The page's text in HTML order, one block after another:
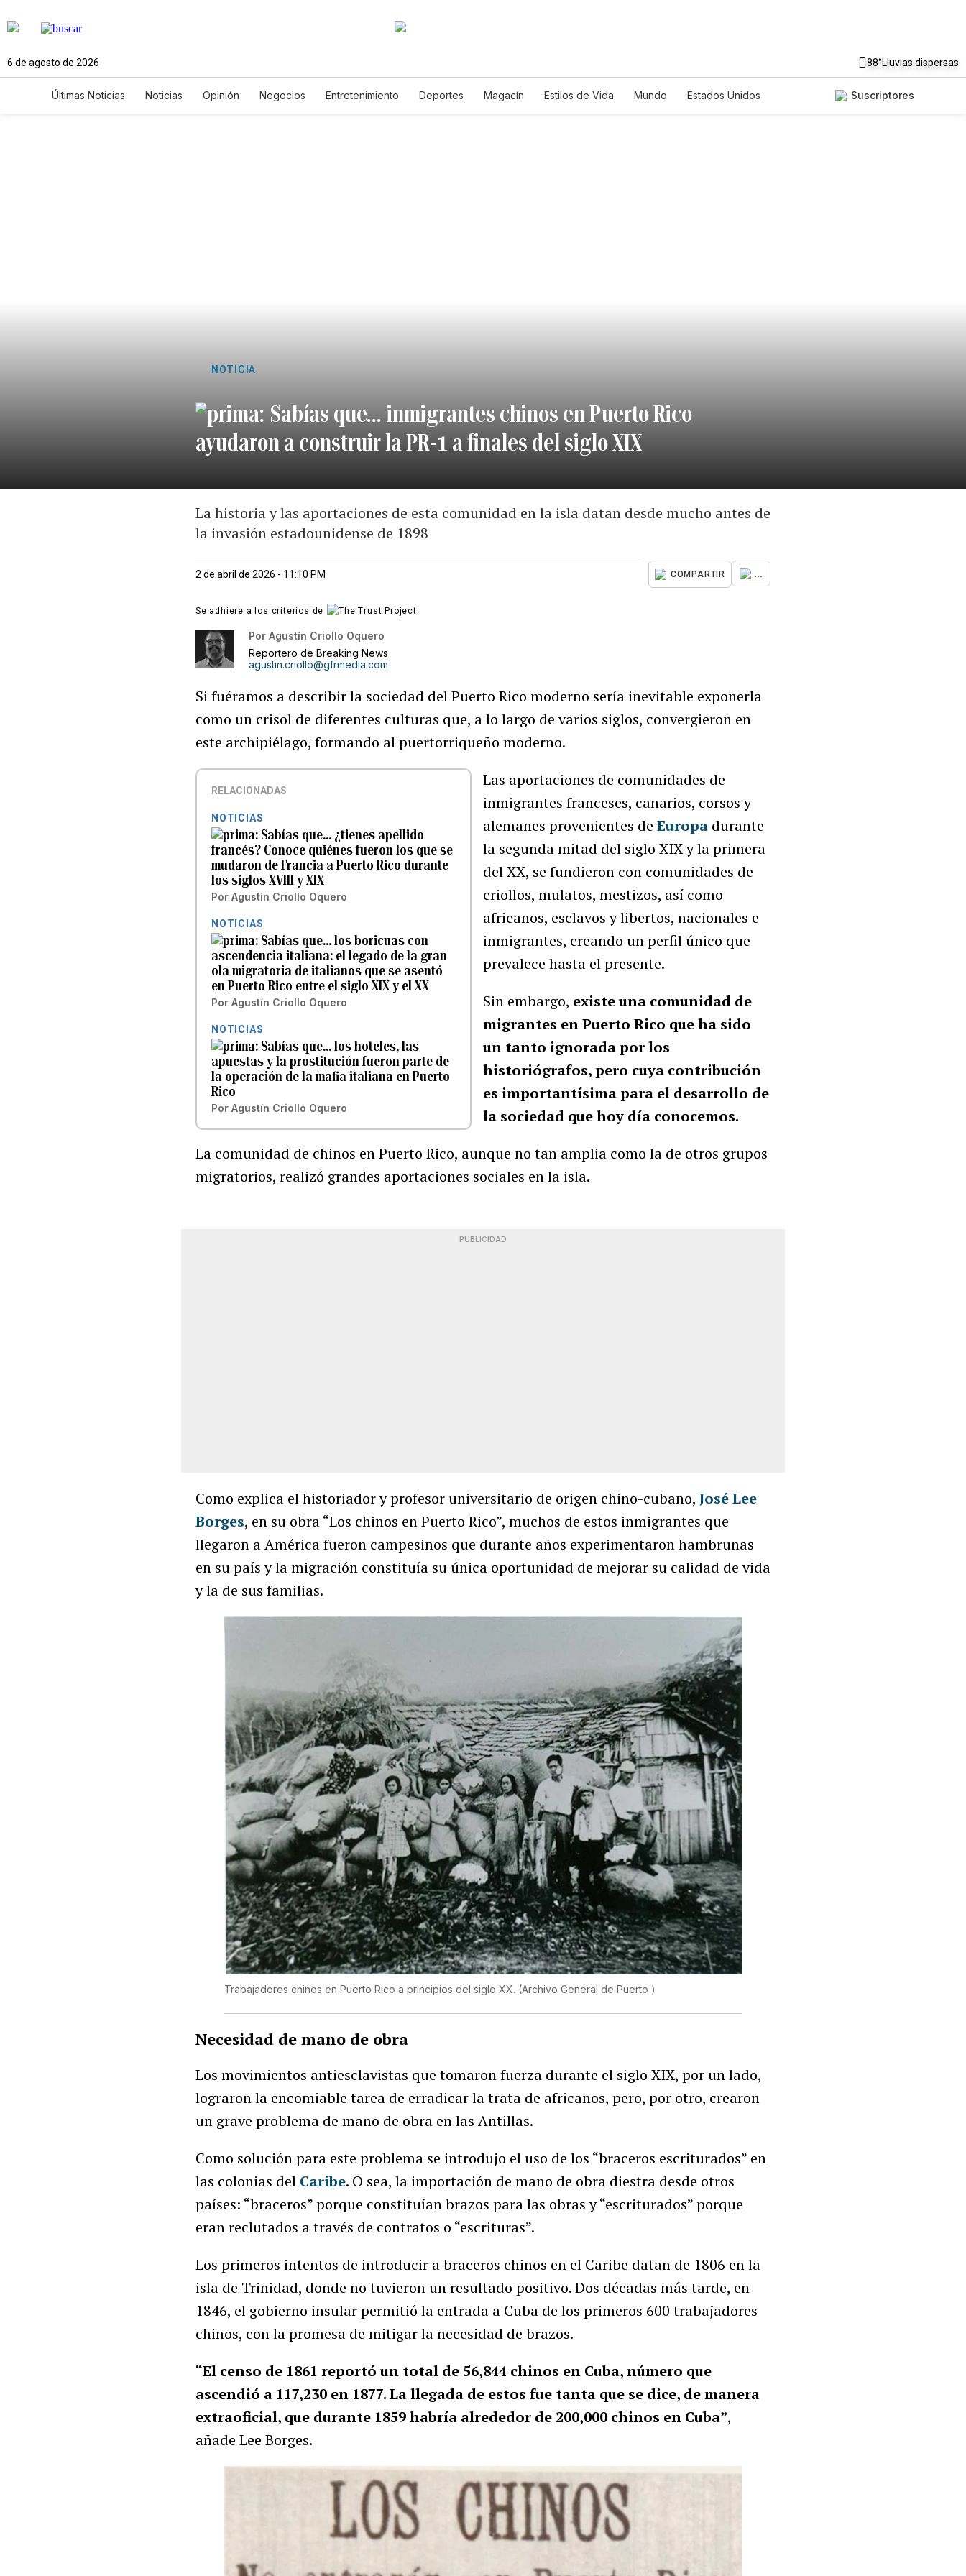
6 de agosto de 2026 88°Lluvias dispersas
Últimas Noticias Noticias Opinión Negocios Entretenimiento Deportes Magacín Estilos de Vida Mundo
Estados Unidos
Suscriptores
NOTICIA
Sabías que… inmigrantes chinos en Puerto Rico
ayudaron a construir la PR-1 a finales del siglo XIX
La historia y las aportaciones de esta comunidad en la isla datan desde mucho antes de
la invasión estadounidense de 1898
2 de abril de 2026 - 11:10 PM COMPARTIR ...
Se adhiere a los criterios de
Por Agustín Criollo Oquero
Reportero de Breaking News
agustin.criollo@gfrmedia.com
Si fuéramos a describir la sociedad del Puerto Rico moderno sería inevitable exponerla
como un crisol de diferentes culturas que, a lo largo de varios siglos, convergieron en
este archipiélago, formando al puertorriqueño moderno.
RELACIONADAS
NOTICIAS
Sabías que… ¿tienes apellido
francés? Conoce quiénes fueron los que se
mudaron de Francia a Puerto Rico durante
los siglos XVIII y XIX
Por Agustín Criollo Oquero
NOTICIAS
Sabías que… los boricuas con
ascendencia italiana: el legado de la gran
ola migratoria de italianos que se asentó
en Puerto Rico entre el siglo XIX y el XX
Por Agustín Criollo Oquero
NOTICIAS
Sabías que... los hoteles, las
apuestas y la prostitución fueron parte de
la operación de la mafia italiana en Puerto
Rico
Por Agustín Criollo Oquero
Las aportaciones de comunidades de
inmigrantes franceses, canarios, corsos y
alemanes provenientes de Europa durante
la segunda mitad del siglo XIX y la primera
del XX, se fundieron con comunidades de
criollos, mulatos, mestizos, así como
africanos, esclavos y libertos, nacionales e
inmigrantes, creando un perfil único que
prevalece hasta el presente.
Sin embargo, existe una comunidad de
migrantes en Puerto Rico que ha sido
un tanto ignorada por los
historiógrafos, pero cuya contribución
es importantísima para el desarrollo de
la sociedad que hoy día conocemos.
La comunidad de chinos en Puerto Rico, aunque no tan amplia como la de otros grupos
migratorios, realizó grandes aportaciones sociales en la isla.
PUBLICIDAD
Como explica el historiador y profesor universitario de origen chino-cubano, José Lee
Borges, en su obra “Los chinos en Puerto Rico”, muchos de estos inmigrantes que
llegaron a América fueron campesinos que durante años experimentaron hambrunas
en su país y la migración constituía su única oportunidad de mejorar su calidad de vida
y la de sus familias.
Trabajadores chinos en Puerto Rico a principios del siglo XX. (Archivo General de Puerto )
Necesidad de mano de obra
Los movimientos antiesclavistas que tomaron fuerza durante el siglo XIX, por un lado,
lograron la encomiable tarea de erradicar la trata de africanos, pero, por otro, crearon
un grave problema de mano de obra en las Antillas.
Como solución para este problema se introdujo el uso de los “braceros escriturados” en
las colonias del Caribe. O sea, la importación de mano de obra diestra desde otros
países: “braceros” porque constituían brazos para las obras y “escriturados” porque
eran reclutados a través de contratos o “escrituras”.
Los primeros intentos de introducir a braceros chinos en el Caribe datan de 1806 en la
isla de Trinidad, donde no tuvieron un resultado positivo. Dos décadas más tarde, en
1846, el gobierno insular permitió la entrada a Cuba de los primeros 600 trabajadores
chinos, con la promesa de mitigar la necesidad de brazos.
“El censo de 1861 reportó un total de 56,844 chinos en Cuba, número que
ascendió a 117,230 en 1877. La llegada de estos fue tanta que se dice, de manera
extraoficial, que durante 1859 habría alrededor de 200,000 chinos en Cuba”,
añade Lee Borges.